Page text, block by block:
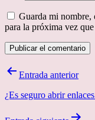
Guarda mi nombre,
para la próxima vez
Navegación
entradas
Entrada anterior
¿Es seguro abrir